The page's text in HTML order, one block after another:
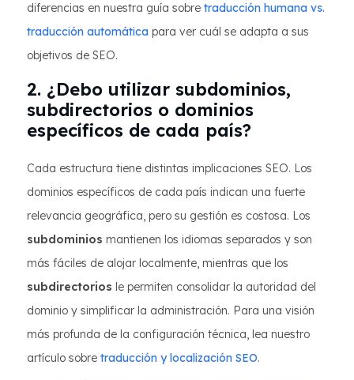
diferencias en nuestra guía sobre traducción humana vs.
traducción automática para ver cuál se adapta a sus
objetivos de SEO.
2. ¿Debo utilizar subdominios,
subdirectorios o dominios
específicos de cada país?
Cada estructura tiene distintas implicaciones SEO. Los
dominios específicos de cada país indican una fuerte
relevancia geográfica, pero su gestión es costosa. Los
subdominios mantienen los idiomas separados y son
más fáciles de alojar localmente, mientras que los
subdirectorios le permiten consolidar la autoridad del
dominio y simplificar la administración. Para una visión
más profunda de la configuración técnica, lea nuestro
artículo sobre traducción y localización SEO.